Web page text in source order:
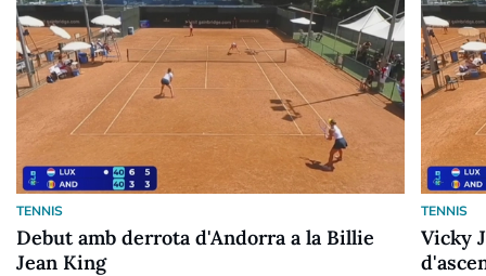
TENNIS
Debut amb derrota d'Andorra a la Billie
Jean King
TENNIS
Vicky